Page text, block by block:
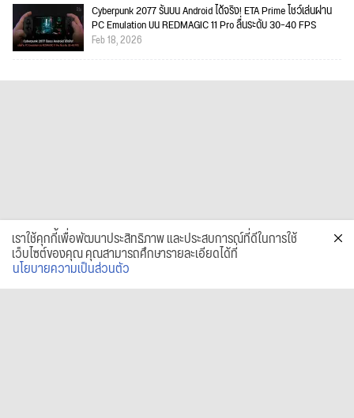
Cyberpunk 2077 รันบน Android ได้จริง! ETA Prime โชว์เล่นผ่าน
PC Emulation บน REDMAGIC 11 Pro ลื่นระดับ 30–40 FPS
Feb 18, 2026
เราใช้คุกกี้เพื่อพัฒนาประสิทธิภาพ และประสบการณ์ที่ดีในการใช้
เว็บไซต์ของคุณ คุณสามารถศึกษารายละเอียดได้ที่
นโยบายความเป็นส่วนตัว